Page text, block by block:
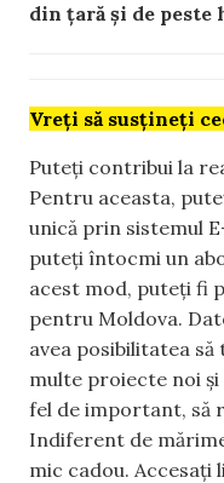
din țară și de peste
Vreți să susțineți
Puteți contribui la
Pentru aceasta,
unică prin sistemul
puteți întocmi un
acest mod, puteți fi
pentru Moldova.
avea posibilitatea
multe proiecte noi
fel de important, să
Indiferent de
mic cadou. Accesați